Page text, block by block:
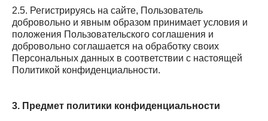
2.5. Регистрируясь на сайте, Пользователь
добровольно и явным образом принимает условия и
положения Пользовательского соглашения и
добровольно соглашается на обработку своих
Персональных данных в соответствии с настоящей
Политикой конфиденциальности.
3. Предмет политики конфиденциальности